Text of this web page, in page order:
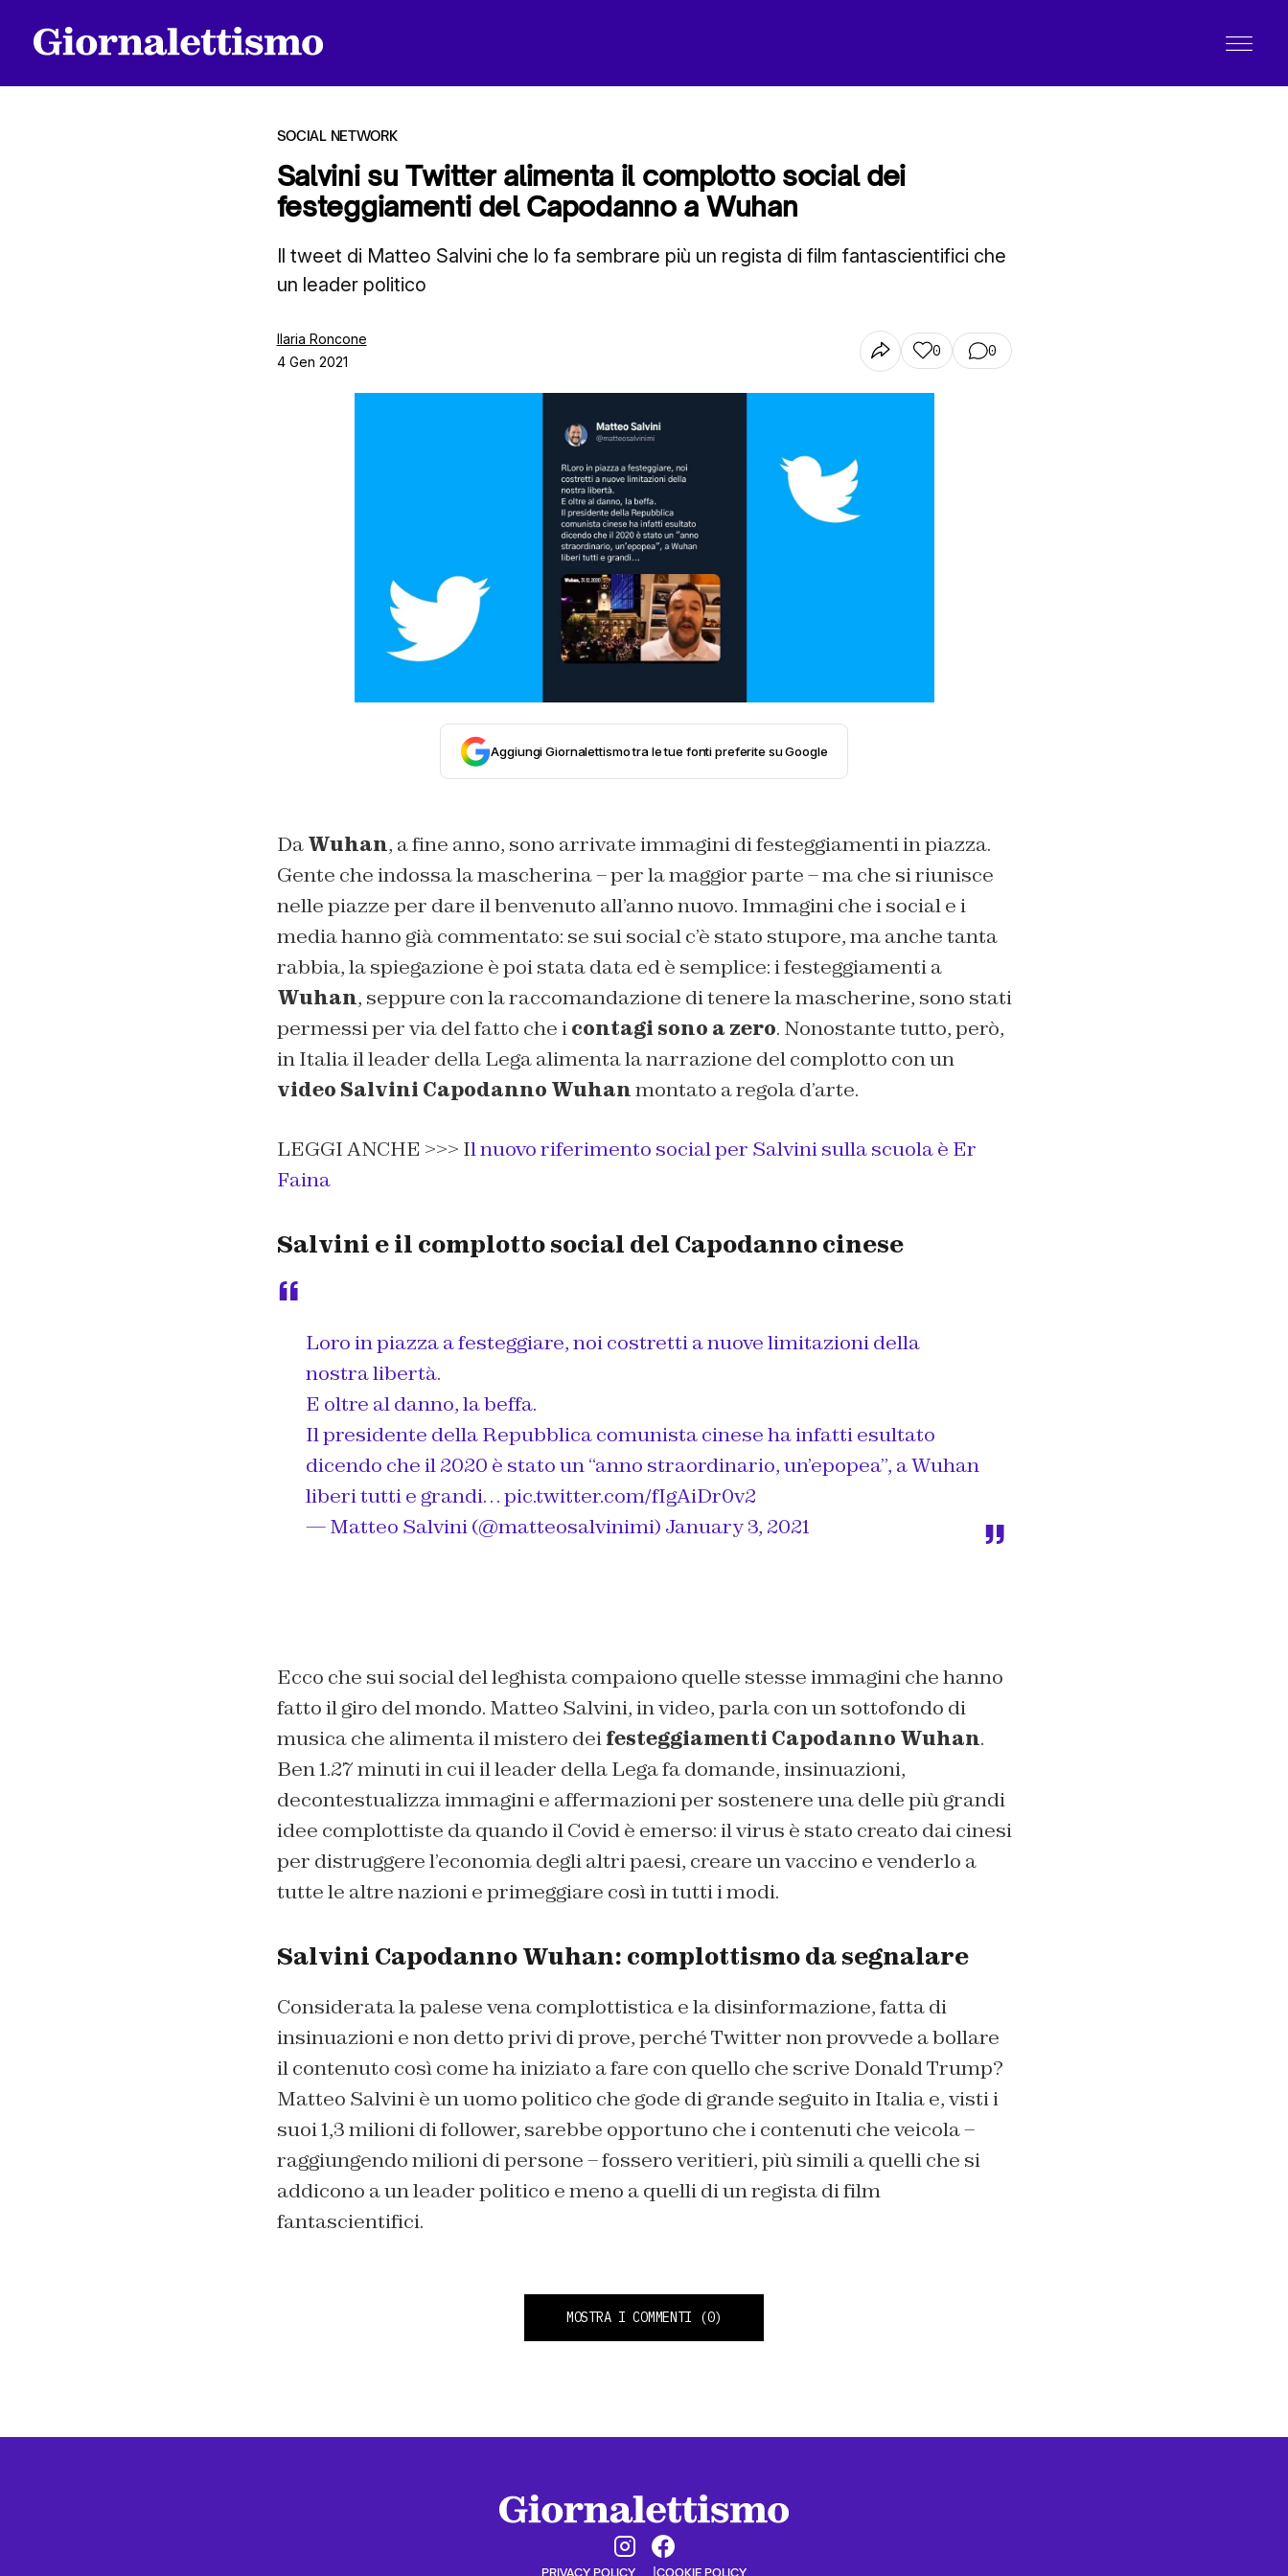
SOCIAL NETWORK
Salvini su Twitter alimenta il complotto social dei
festeggiamenti del Capodanno a Wuhan
Il tweet di Matteo Salvini che lo fa sembrare più un regista di film fantascientifici che
un leader politico
Ilaria Roncone
4 Gen 2021
0 0
Aggiungi Giornalettismo tra le tue fonti preferite su Google
DaWuhan, a fine anno, sono arrivate immagini di festeggiamenti in piazza.
Gente che indossa la mascherina – per la maggior parte – ma che si riunisce
nelle piazze per dare il benvenuto all’anno nuovo. Immagini che i social e i
media hanno già commentato: se sui social c’è stato stupore, ma anche tanta
rabbia, la spiegazione è poi stata data ed è semplice: i festeggiamenti a
Wuhan, seppure con la raccomandazione di tenere la mascherine, sono stati
permessi per via del fatto che icontagi sono a zero. Nonostante tutto, però,
in Italia il leader della Lega alimenta la narrazione del complotto con un
video Salvini Capodanno Wuhanmontato a regola d’arte.
LEGGI ANCHE >>> Il nuovo riferimento social per Salvini sulla scuola è Er
Faina
Salvini e il complotto social del Capodanno cinese
Loro in piazza a festeggiare, noi costretti a nuove limitazioni della
nostra libertà.
E oltre al danno, la beffa.
Il presidente della Repubblica comunista cinese ha infatti esultato
dicendo che il 2020 è stato un “anno straordinario, un’epopea”, a Wuhan
liberi tutti e grandi…pic.twitter.com/fIgAiDr0v2
— Matteo Salvini (@matteosalvinimi) January 3, 2021
Ecco che sui social del leghista compaiono quelle stesse immagini che hanno
fatto il giro del mondo. Matteo Salvini, in video, parla con un sottofondo di
musica che alimenta il mistero deifesteggiamenti Capodanno Wuhan.
Ben 1.27 minuti in cui il leader della Lega fa domande, insinuazioni,
decontestualizza immagini e affermazioni per sostenere una delle più grandi
idee complottiste da quando il Covid è emerso: il virus è stato creato dai cinesi
per distruggere l’economia degli altri paesi, creare un vaccino e venderlo a
tutte le altre nazioni e primeggiare così in tutti i modi.
Salvini Capodanno Wuhan: complottismo da segnalare
Considerata la palese vena complottistica e la disinformazione, fatta di
insinuazioni e non detto privi di prove, perché Twitter non provvede a bollare
il contenuto così come ha iniziato a fare con quello che scrive Donald Trump?
Matteo Salvini è un uomo politico che gode di grande seguito in Italia e, visti i
suoi 1,3 milioni di follower, sarebbe opportuno che i contenuti che veicola –
raggiungendo milioni di persone – fossero veritieri, più simili a quelli che si
addicono a un leader politico e meno a quelli di un regista di film
fantascientifici.
MOSTRA I COMMENTI (0)
PRIVACY POLICY COOKIE POLICY